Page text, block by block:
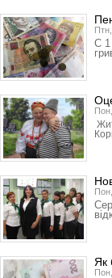
С 1
Як